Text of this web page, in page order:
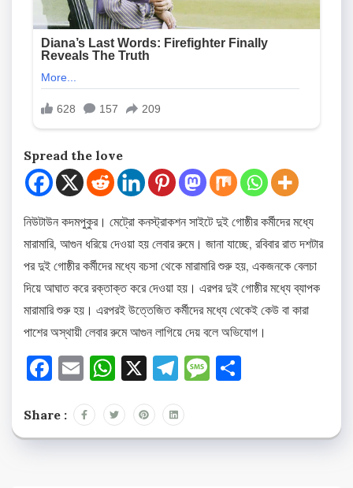
Spread the love
নিউটাউন কদমপুকুর। মেট্রো কনস্ট্রাকশন সাইটে দুই গোষ্ঠীর কর্মীদের মধ্যে
মারামারি, আগুন ধরিয়ে দেওয়া হয় লেবার রুমে। জানা যাচ্ছে, রবিবার রাত দশটার
পর দুই গোষ্ঠীর কর্মীদের মধ্যে বচসা থেকে মারামারি শুরু হয়, একজনকে বেলচা
দিয়ে আঘাত করে রক্তাক্ত করে দেওয়া হয়। এরপর দুই গোষ্ঠীর মধ্যে ব্যাপক
মারামারি শুরু হয়। এরপরই উত্তেজিত কর্মীদের মধ্যে থেকেই কেউ বা কারা
পাশের অস্থায়ী লেবার রুমে আগুন লাগিয়ে দেয় বলে অভিযোগ।
Facebook
EmailWhatsApp
X Telegram
Message
Share :